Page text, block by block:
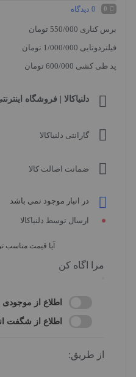
0
0 دیدگاه
برس کناری 550/000 تومان
فیلتردوتایی 1/000/000 تومان
پد طی کشی 600/000 تومان
دلنیاکالا | فروشگاه
گارانتی دلنیاکالا
ضمانت اصالت کالا
در انبار موجود نمی باشد
ارسال توسط دلنیاکالا
آیا قیمت مناسب
مرا اگاه کن
اطلاع از
اطلاع از شگفت
از طریق: